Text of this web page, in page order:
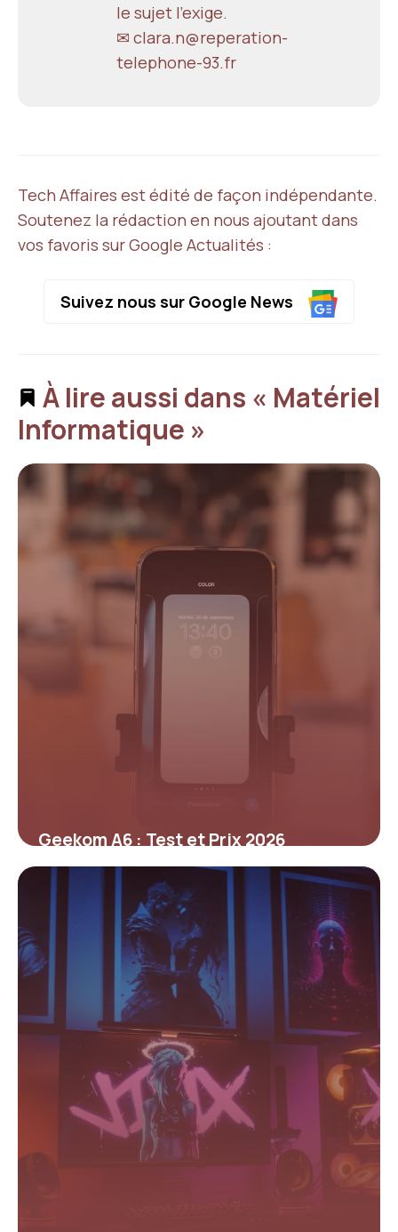
le sujet l'exige.
✉ clara.n@reperation-
telephone-93.fr
Tech Affaires est édité de façon indépendante.
Soutenez la rédaction en nous ajoutant dans
vos favoris sur Google Actualités :
Suivez nous sur Google News
À lire aussi dans « Matériel
Informatique »
Geekom A6 : Test et Prix 2026
24 mai 2026